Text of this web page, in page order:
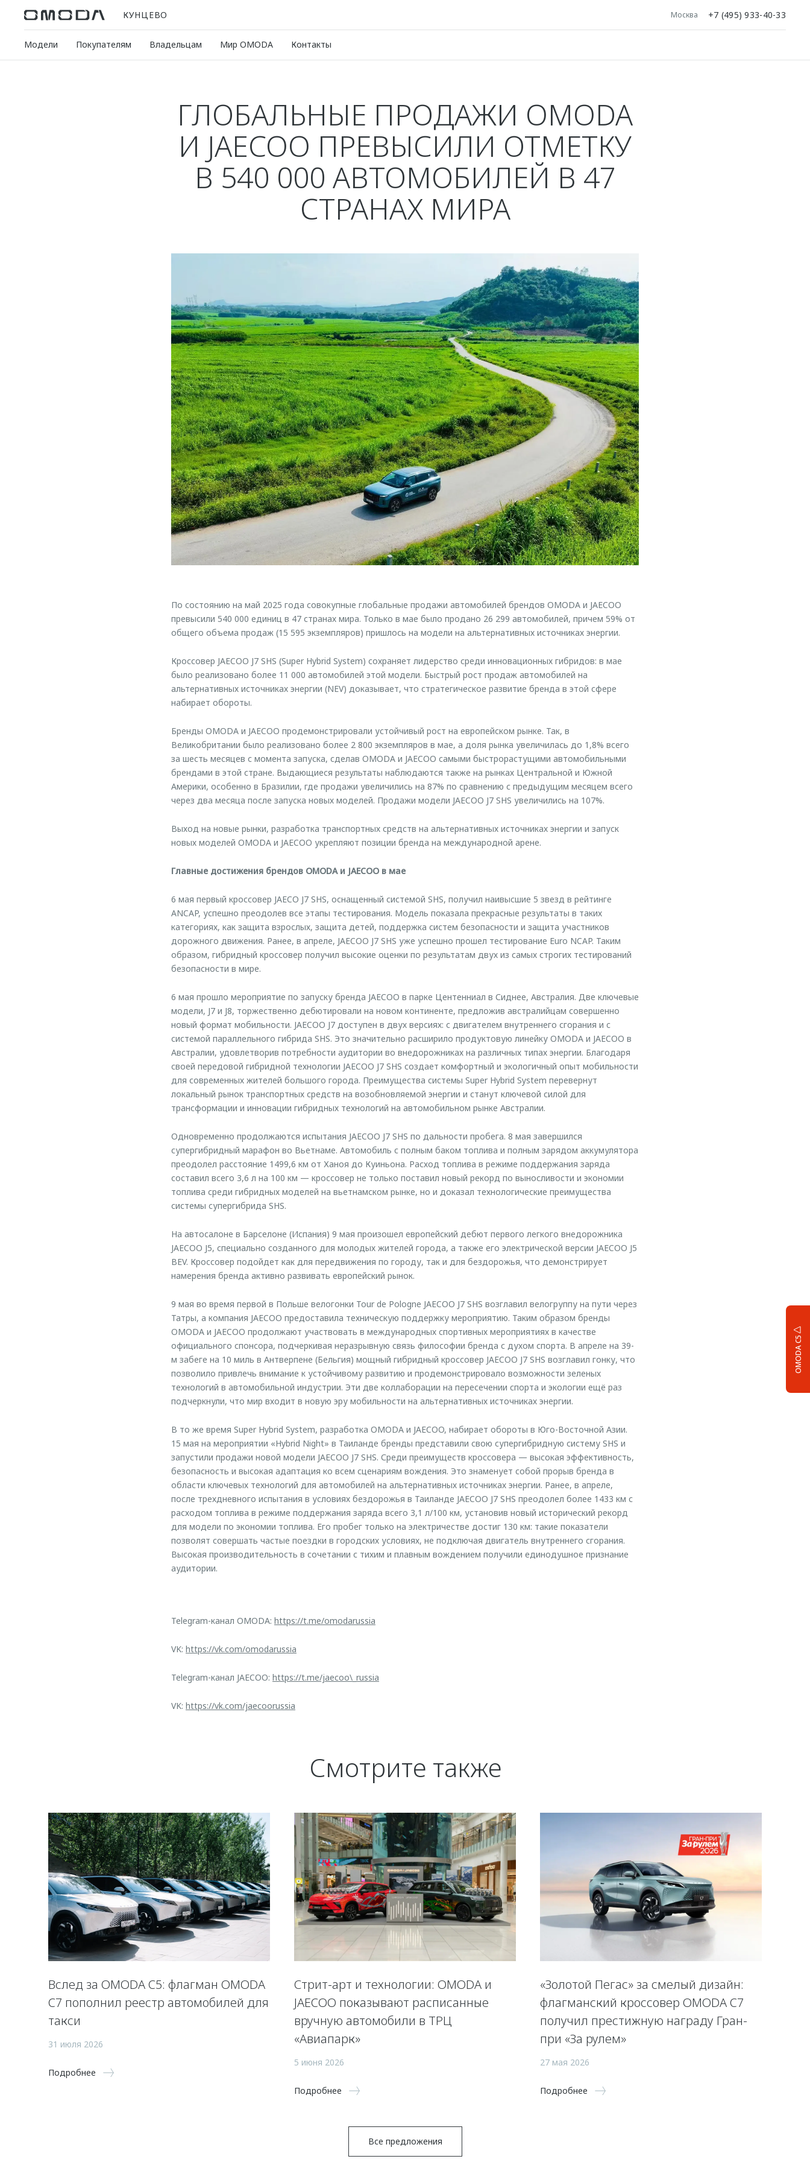
КУНЦЕВО Москва +7 (495) 933-40-33
Модели Покупателям Владельцам Мир OMODA Контакты
OMODA C5
ГЛОБАЛЬНЫЕ ПРОДАЖИ OMODA
И JAECOO ПРЕВЫСИЛИ ОТМЕТКУ
В 540 000 АВТОМОБИЛЕЙ В 47
СТРАНАХ МИРА
По состоянию на май 2025 года совокупные глобальные продажи автомобилей брендов OMODA и JAECOO
превысили 540 000 единиц в 47 странах мира. Только в мае было продано 26 299 автомобилей, причем 59% от
общего объема продаж (15 595 экземпляров) пришлось на модели на альтернативных источниках энергии.
Кроссовер JAECOO J7 SHS (Super Hybrid System) сохраняет лидерство среди инновационных гибридов: в мае
было реализовано более 11 000 автомобилей этой модели. Быстрый рост продаж автомобилей на
альтернативных источниках энергии (NEV) доказывает, что стратегическое развитие бренда в этой сфере
набирает обороты.
Бренды OMODA и JAECOO продемонстрировали устойчивый рост на европейском рынке. Так, в
Великобритании было реализовано более 2 800 экземпляров в мае, а доля рынка увеличилась до 1,8% всего
за шесть месяцев с момента запуска, сделав OMODA и JAECOO самыми быстрорастущими автомобильными
брендами в этой стране. Выдающиеся результаты наблюдаются также на рынках Центральной и Южной
Америки, особенно в Бразилии, где продажи увеличились на 87% по сравнению с предыдущим месяцем всего
через два месяца после запуска новых моделей. Продажи модели JAECOO J7 SHS увеличились на 107%.
Выход на новые рынки, разработка транспортных средств на альтернативных источниках энергии и запуск
новых моделей OMODA и JAECOO укрепляют позиции бренда на международной арене.
Главные достижения брендов OMODA и JAECOO в мае
6 мая первый кроссовер JAECO J7 SHS, оснащенный системой SHS, получил наивысшие 5 звезд в рейтинге
ANCAP, успешно преодолев все этапы тестирования. Модель показала прекрасные результаты в таких
категориях, как защита взрослых, защита детей, поддержка систем безопасности и защита участников
дорожного движения. Ранее, в апреле, JAECOO J7 SHS уже успешно прошел тестирование Euro NCAP. Таким
образом, гибридный кроссовер получил высокие оценки по результатам двух из самых строгих тестирований
безопасности в мире.
6 мая прошло мероприятие по запуску бренда JAECOO в парке Центенниал в Сиднее, Австралия. Две ключевые
модели, J7 и J8, торжественно дебютировали на новом континенте, предложив австралийцам совершенно
новый формат мобильности. JAECOO J7 доступен в двух версиях: с двигателем внутреннего сгорания и c
системой параллельного гибрида SHS. Это значительно расширило продуктовую линейку OMODA и JAECOO в
Австралии, удовлетворив потребности аудитории во внедорожниках на различных типах энергии. Благодаря
своей передовой гибридной технологии JAECOO J7 SHS создает комфортный и экологичный опыт мобильности
для современных жителей большого города. Преимущества системы Super Hybrid System перевернут
локальный рынок транспортных средств на возобновляемой энергии и станут ключевой силой для
трансформации и инновации гибридных технологий на автомобильном рынке Австралии.
Одновременно продолжаются испытания JAECOO J7 SHS по дальности пробега. 8 мая завершился
супергибридный марафон во Вьетнаме. Автомобиль с полным баком топлива и полным зарядом аккумулятора
преодолел расстояние 1499,6 км от Ханоя до Куиньона. Расход топлива в режиме поддержания заряда
составил всего 3,6 л на 100 км — кроссовер не только поставил новый рекорд по выносливости и экономии
топлива среди гибридных моделей на вьетнамском рынке, но и доказал технологические преимущества
системы супергибрида SHS.
На автосалоне в Барселоне (Испания) 9 мая произошел европейский дебют первого легкого внедорожника
JAECOO J5, специально созданного для молодых жителей города, а также его электрической версии JAECOO J5
BEV. Кроссовер подойдет как для передвижения по городу, так и для бездорожья, что демонстрирует
намерения бренда активно развивать европейский рынок.
9 мая во время первой в Польше велогонки Tour de Pologne JAECOO J7 SHS возглавил велогруппу на пути через
Татры, а компания JAECOO предоставила техническую поддержку мероприятию. Таким образом бренды
OMODA и JAECOO продолжают участвовать в международных спортивных мероприятиях в качестве
официального спонсора, подчеркивая неразрывную связь философии бренда с духом спорта. В апреле на 39-
м забеге на 10 миль в Антверпене (Бельгия) мощный гибридный кроссовер JAECOO J7 SHS возглавил гонку, что
позволило привлечь внимание к устойчивому развитию и продемонстрировало возможности зеленых
технологий в автомобильной индустрии. Эти две коллаборации на пересечении спорта и экологии ещё раз
подчеркнули, что мир входит в новую эру мобильности на альтернативных источниках энергии.
В то же время Super Hybrid System, разработка OMODA и JAECOO, набирает обороты в Юго-Восточной Азии.
15 мая на мероприятии «Hybrid Night» в Таиланде бренды представили свою супергибридную систему SHS и
запустили продажи новой модели JAECOO J7 SHS. Среди преимуществ кроссовера — высокая эффективность,
безопасность и высокая адаптация ко всем сценариям вождения. Это знаменует собой прорыв бренда в
области ключевых технологий для автомобилей на альтернативных источниках энергии. Ранее, в апреле,
после трехдневного испытания в условиях бездорожья в Таиланде JAECOO J7 SHS преодолел более 1433 км с
расходом топлива в режиме поддержания заряда всего 3,1 л/100 км, установив новый исторический рекорд
для модели по экономии топлива. Его пробег только на электричестве достиг 130 км: такие показатели
позволят совершать частые поездки в городских условиях, не подключая двигатель внутреннего сгорания.
Высокая производительность в сочетании с тихим и плавным вождением получили единодушное признание
аудитории.
Telegram-канал OMODA: https://t.me/omodarussia
VK: https://vk.com/omodarussia
Telegram-канал JAECOO: https://t.me/jaecoo\_russia
VK: https://vk.com/jaecoorussia
Смотрите также
Вслед за OMODA C5: флагман OMODA
C7 пополнил реестр автомобилей для
такси
31 июля 2026
Подробнее
Стрит-арт и технологии: OMODA и
JAECOO показывают расписанные
вручную автомобили в ТРЦ
«Авиапарк»
5 июня 2026
Подробнее
«Золотой Пегас» за смелый дизайн:
флагманский кроссовер OMODA C7
получил престижную награду Гран-
при «За рулем»
27 мая 2026
Подробнее
Все предложения